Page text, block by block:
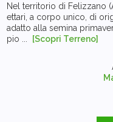
Nel territorio di Felizzano
ettari, a corpo unico, di
adatto alla semina
pio ...
[Scopri Terreno]